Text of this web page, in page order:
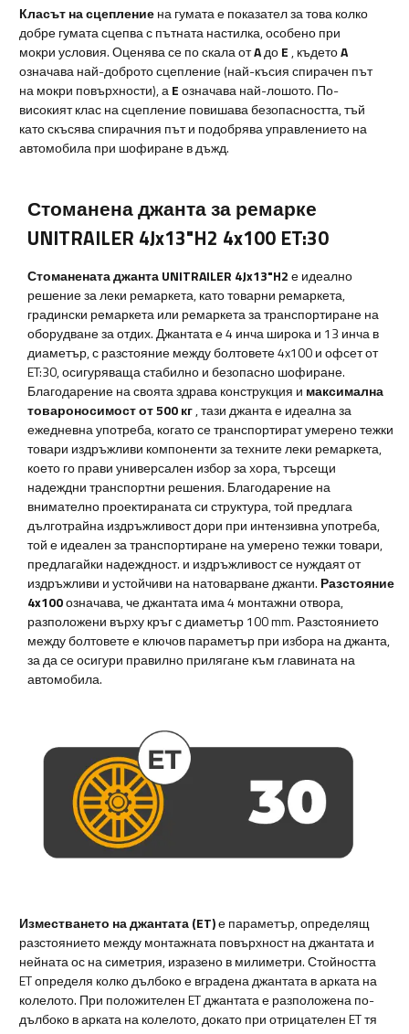
Класът на сцеплениена гумата е показател за това колко
добре гумата сцепва с пътната настилка, особено при
мокри условия. Оценява се по скала отAдоE , къдетоA
означава най-доброто сцепление (най-късия спирачен път
на мокри повърхности), аEозначава най-лошото. По-
високият клас на сцепление повишава безопасността, тъй
като скъсява спирачния път и подобрява управлението на
автомобила при шофиране в дъжд.
Стоманена джанта за ремарке
UNITRAILER 4Jx13"H2 4x100 ET:30
Стоманената джанта UNITRAILER 4Jx13"H2е идеално
решение за леки ремаркета, като товарни ремаркета,
градински ремаркета или ремаркета за транспортиране на
оборудване за отдих. Джантата е 4 инча широка и 13 инча в
диаметър, с разстояние между болтовете 4x100 и офсет от
ET:30, осигуряваща стабилно и безопасно шофиране.
Благодарение на своята здрава конструкция и максимална
товароносимост от 500 кг, тази джанта е идеална за
ежедневна употреба, когато се транспортират умерено тежки
товари издръжливи компоненти за техните леки ремаркета,
което го прави универсален избор за хора, търсещи
надеждни транспортни решения. Благодарение на
внимателно проектираната си структура, той предлага
дълготрайна издръжливост дори при интензивна употреба,
той е идеален за транспортиране на умерено тежки товари,
предлагайки надеждност. и издръжливост се нуждаят от
издръжливи и устойчиви на натоварване джанти. Разстояние
4x100означава, че джантата има 4 монтажни отвора,
разположени върху кръг с диаметър 100 mm. Разстоянието
между болтовете е ключов параметър при избора на джанта,
за да се осигури правилно прилягане към главината на
автомобила.
Изместването на джантата (ET)е параметър, определящ
разстоянието между монтажната повърхност на джантата и
нейната ос на симетрия, изразено в милиметри. Стойността
ET определя колко дълбоко е вградена джантата в арката на
колелото. При положителен ET джантата е разположена по-
дълбоко в арката на колелото, докато при отрицателен ET тя